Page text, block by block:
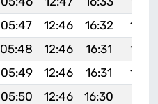
05:47 12:46 16:32
05:48 12:46 16:31
05:49 12:46 16:31
05:50 12:46 16:30